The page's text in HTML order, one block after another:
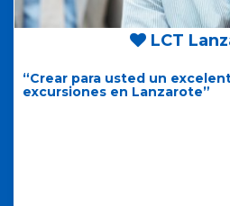
LCT
“Crear para usted un
excursiones en Lanzarote”